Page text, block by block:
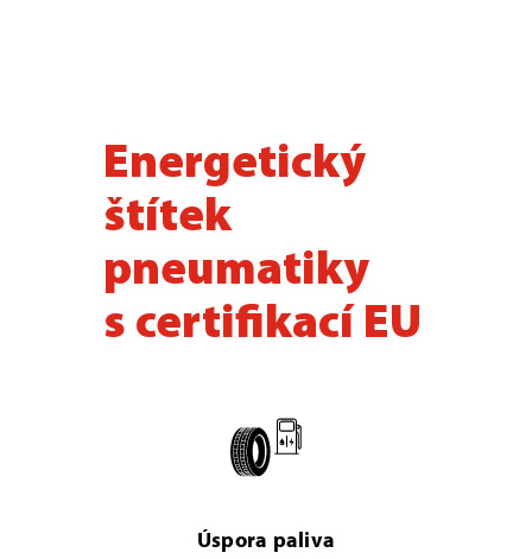
Energetický
štítek
pneumatiky
s certifikací EU
Úspora paliva